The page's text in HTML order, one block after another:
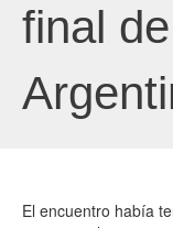
final
El encuentro había